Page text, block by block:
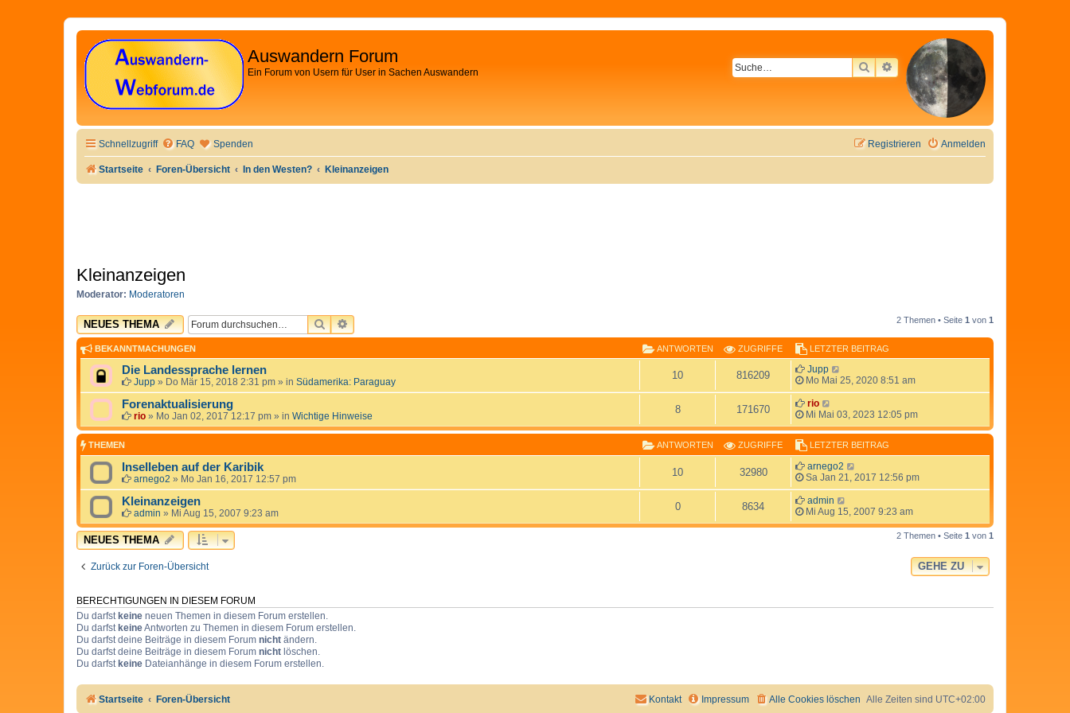
Auswandern Forum
Ein Forum von Usern für User in Sachen Auswandern SUCHEERWEITERTE SUCHE
Schnellzugriff FAQ Spenden Anmelden
Registrieren
Startseite Foren-Übersicht In den Westen? Kleinanzeigen
Kleinanzeigen
Moderator: Moderatoren
NEUES THEMA SUCHEERWEITERTE SUCHE 2 Themen • Seite 1 von 1
BEKANNTMACHUNGEN ANTWORTEN ZUGRIFFE LETZTER BEITRAG
Die Landessprache lernen
Jupp » Do Mär 15, 2018 2:31 pm » in Südamerika: Paraguay
10 816209
Jupp
Mo Mai 25, 2020 8:51 am
Forenaktualisierung
rio » Mo Jan 02, 2017 12:17 pm » in Wichtige Hinweise
8 171670
rio
Mi Mai 03, 2023 12:05 pm
THEMEN ANTWORTEN ZUGRIFFE LETZTER BEITRAG
Inselleben auf der Karibik
arnego2 » Mo Jan 16, 2017 12:57 pm
10 32980
arnego2
Sa Jan 21, 2017 12:56 pm
Kleinanzeigen
admin » Mi Aug 15, 2007 9:23 am
0 8634
admin
Mi Aug 15, 2007 9:23 am
NEUES THEMA 2 Themen • Seite 1 von 1
Zurück zur Foren-Übersicht GEHE ZU
BERECHTIGUNGEN IN DIESEM FORUM
Du darfstkeine neuen Themen in diesem Forum erstellen.
Du darfstkeineAntworten zu Themen in diesem Forum erstellen.
Du darfst deine Beiträge in diesem Forum nicht ändern.
Du darfst deine Beiträge in diesem Forum nicht löschen.
Du darfstkeine Dateianhänge in diesem Forum erstellen.
Startseite Foren-Übersicht Alle Zeiten sind UTC+02:00
Alle Cookies löschen
Impressum
Kontakt